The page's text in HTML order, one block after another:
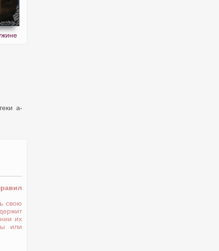
a-
свою
их
или